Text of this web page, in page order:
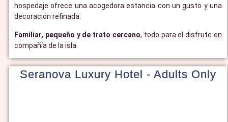
hospedaje ofrece una acogedora estancia con un gusto y una
decoración refinada.
Familiar, pequeño y de trato cercano, todo para el disfrute en
compañía de la isla.
Seranova Luxury Hotel - Adults Only